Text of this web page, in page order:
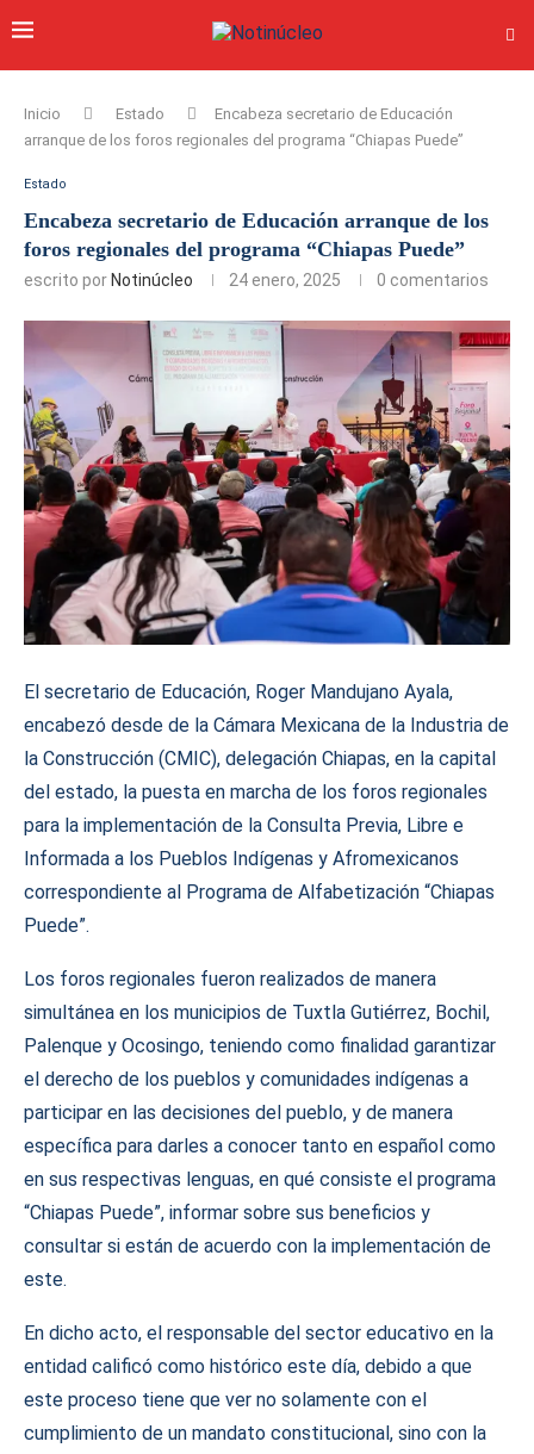
Inicio Estado
Encabeza secretario de Educación
arranque de los foros regionales del programa “Chiapas Puede”
Estado
Encabeza secretario de Educación arranque de los
foros regionales del programa “Chiapas Puede”
escrito por Notinúcleo 24 enero, 2025 0 comentarios
El secretario de Educación, Roger Mandujano Ayala,
encabezó desde de la Cámara Mexicana de la Industria de
la Construcción (CMIC), delegación Chiapas, en la capital
del estado, la puesta en marcha de los foros regionales
para la implementación de la Consulta Previa, Libre e
Informada a los Pueblos Indígenas y Afromexicanos
correspondiente al Programa de Alfabetización “Chiapas
Puede”.
Los foros regionales fueron realizados de manera
simultánea en los municipios de Tuxtla Gutiérrez, Bochil,
Palenque y Ocosingo, teniendo como finalidad garantizar
el derecho de los pueblos y comunidades indígenas a
participar en las decisiones del pueblo, y de manera
específica para darles a conocer tanto en español como
en sus respectivas lenguas, en qué consiste el programa
“Chiapas Puede”, informar sobre sus beneficios y
consultar si están de acuerdo con la implementación de
este.
En dicho acto, el responsable del sector educativo en la
entidad calificó como histórico este día, debido a que
este proceso tiene que ver no solamente con el
cumplimiento de un mandato constitucional, sino con la